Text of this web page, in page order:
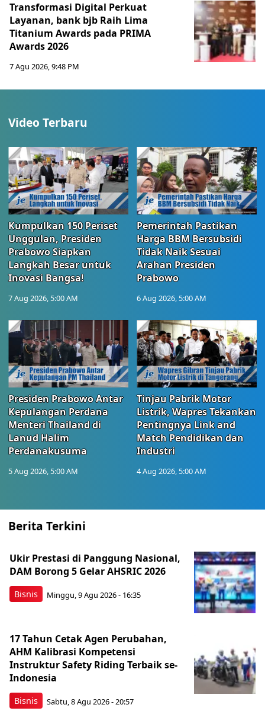
Transformasi Digital Perkuat
Layanan, bank bjb Raih Lima
Titanium Awards pada PRIMA
Awards 2026
7 Agu 2026, 9:48 PM
Video Terbaru
Kumpulkan 150 Periset
Unggulan, Presiden
Prabowo Siapkan
Langkah Besar untuk
Inovasi Bangsa!
7 Aug 2026, 5:00 AM
Pemerintah Pastikan
Harga BBM Bersubsidi
Tidak Naik Sesuai
Arahan Presiden
Prabowo
6 Aug 2026, 5:00 AM
Presiden Prabowo Antar
Kepulangan Perdana
Menteri Thailand di
Lanud Halim
Perdanakusuma
5 Aug 2026, 5:00 AM
Tinjau Pabrik Motor
Listrik, Wapres Tekankan
Pentingnya Link and
Match Pendidikan dan
Industri
4 Aug 2026, 5:00 AM
Berita Terkini
Bisnis
Ukir Prestasi di Panggung Nasional,
DAM Borong 5 Gelar AHSRIC 2026
Minggu, 9 Agu 2026 - 16:35
Bisnis
17 Tahun Cetak Agen Perubahan,
AHM Kalibrasi Kompetensi
Instruktur Safety Riding Terbaik se-
Indonesia
Sabtu, 8 Agu 2026 - 20:57